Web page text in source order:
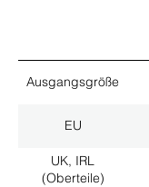
Ausgangsgröße
EU
UK, IRL
(Oberteile)